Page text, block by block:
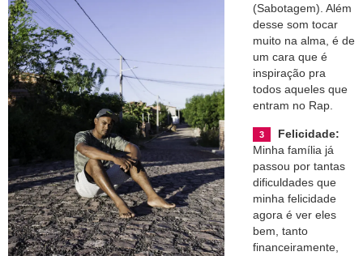
(Sabotagem). Além
desse som tocar
muito na alma, é de
um cara que é
inspiração pra
todos aqueles que
entram no Rap.
Felicidade:
Minha família já
passou por tantas
dificuldades que
minha felicidade
agora é ver eles
bem, tanto
financeiramente,